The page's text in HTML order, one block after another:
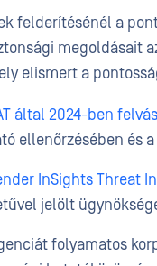
felderítésénél a
megoldásait
elismert a
által 2024-ben
ellenőrzésében és
InSights Threat
jelölt
folyamatos